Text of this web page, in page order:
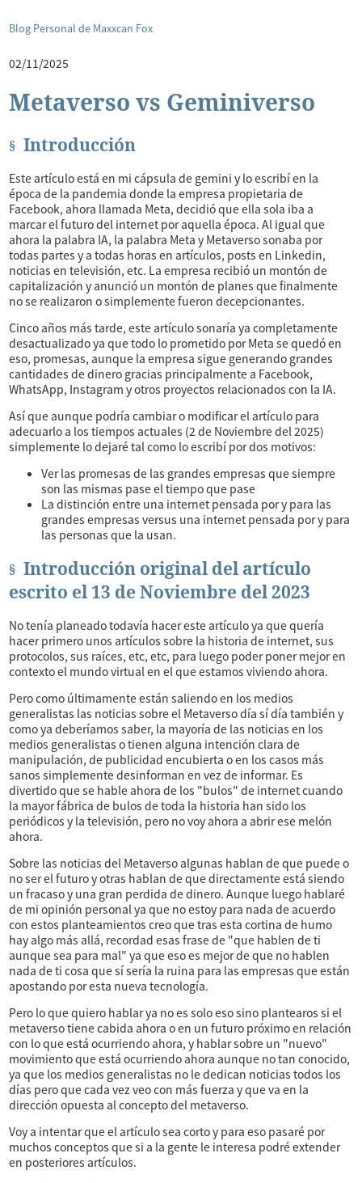
Blog Personal de Maxxcan Fox
02/11/2025
Metaverso vs Geminiverso
Introducción
Este artículo está en mi cápsula de gemini y lo escribí en la
época de la pandemia donde la empresa propietaria de
Facebook, ahora llamada Meta, decidió que ella sola iba a
marcar el futuro del internet por aquella época. Al igual que
ahora la palabra IA, la palabra Meta y Metaverso sonaba por
todas partes y a todas horas en artículos, posts en Linkedin,
noticias en televisión, etc. La empresa recibió un montón de
capitalización y anunció un montón de planes que finalmente
no se realizaron o simplemente fueron decepcionantes.
Cinco años más tarde, este artículo sonaría ya completamente
desactualizado ya que todo lo prometido por Meta se quedó en
eso, promesas, aunque la empresa sigue generando grandes
cantidades de dinero gracias principalmente a Facebook,
WhatsApp, Instagram y otros proyectos relacionados con la IA.
Así que aunque podría cambiar o modificar el artículo para
adecuarlo a los tiempos actuales (2 de Noviembre del 2025)
simplemente lo dejaré tal como lo escribí por dos motivos:
Ver las promesas de las grandes empresas que siempre
son las mismas pase el tiempo que pase
La distinción entre una internet pensada por y para las
grandes empresas versus una internet pensada por y para
las personas que la usan.
Introducción original del artículo
escrito el 13 de Noviembre del 2023
No tenía planeado todavía hacer este artículo ya que quería
hacer primero unos artículos sobre la historia de internet, sus
protocolos, sus raíces, etc, etc, para luego poder poner mejor en
contexto el mundo virtual en el que estamos viviendo ahora.
Pero como últimamente están saliendo en los medios
generalistas las noticias sobre el Metaverso día sí día también y
como ya deberíamos saber, la mayoría de las noticias en los
medios generalistas o tienen alguna intención clara de
manipulación, de publicidad encubierta o en los casos más
sanos simplemente desinforman en vez de informar. Es
divertido que se hable ahora de los "bulos" de internet cuando
la mayor fábrica de bulos de toda la historia han sido los
periódicos y la televisión, pero no voy ahora a abrir ese melón
ahora.
Sobre las noticias del Metaverso algunas hablan de que puede o
no ser el futuro y otras hablan de que directamente está siendo
un fracaso y una gran perdida de dinero. Aunque luego hablaré
de mi opinión personal ya que no estoy para nada de acuerdo
con estos planteamientos creo que tras esta cortina de humo
hay algo más allá, recordad esas frase de "que hablen de ti
aunque sea para mal" ya que eso es mejor de que no hablen
nada de ti cosa que sí sería la ruina para las empresas que están
apostando por esta nueva tecnología.
Pero lo que quiero hablar ya no es solo eso sino plantearos si el
metaverso tiene cabida ahora o en un futuro próximo en relación
con lo que está ocurriendo ahora, y hablar sobre un "nuevo"
movimiento que está ocurriendo ahora aunque no tan conocido,
ya que los medios generalistas no le dedican noticias todos los
días pero que cada vez veo con más fuerza y que va en la
dirección opuesta al concepto del metaverso.
Voy a intentar que el artículo sea corto y para eso pasaré por
muchos conceptos que si a la gente le interesa podré extender
en posteriores artículos.